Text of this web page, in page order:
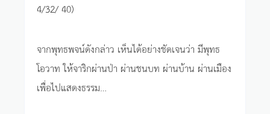
4/32/ 40)
จากพุทธพจน์ดังกล่าว เห็นได้อย่างชัดเจนว่า มีพุทธ
โอวาท ให้จาริกผ่านป่า ผ่านชนบท ผ่านบ้าน ผ่านเมือง
เพื่อไปแสดงธรรม…